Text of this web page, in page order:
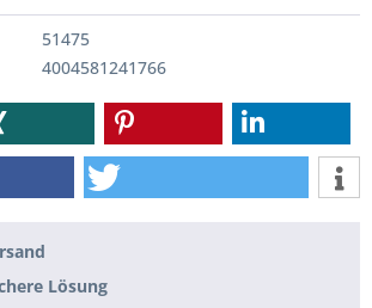
51475
4004581241766
Lösung